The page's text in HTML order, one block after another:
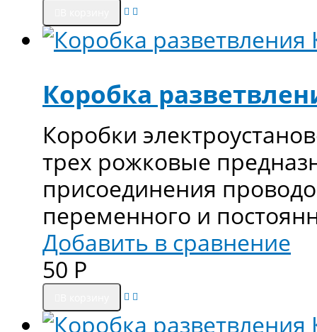
Коробка
Коробки
трех рожковые
присоединения
переменного и
Добавить в сравнение
50 Р